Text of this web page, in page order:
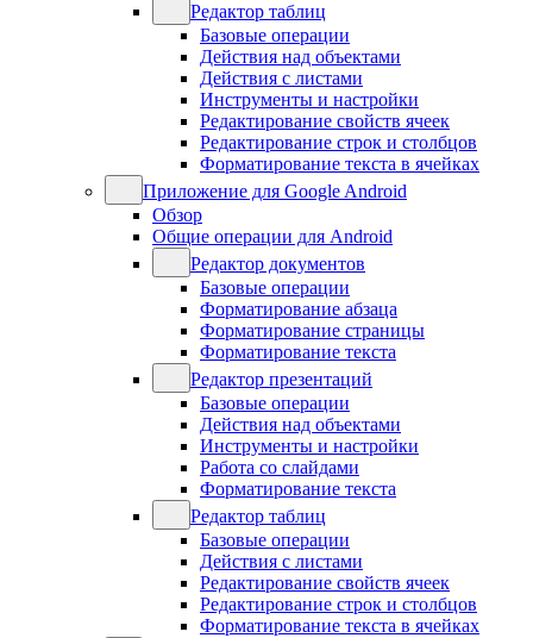
Редактор таблиц
Базовые операции
Действия над объектами
Действия с листами
Инструменты и настройки
Редактирование свойств ячеек
Редактирование строк и столбцов
Форматирование текста в ячейках
Приложение для Google Android
Обзор
Общие операции для Android
Редактор документов
Базовые операции
Форматирование абзаца
Форматирование страницы
Форматирование текста
Редактор презентаций
Базовые операции
Действия над объектами
Инструменты и настройки
Работа со слайдами
Форматирование текста
Редактор таблиц
Базовые операции
Действия с листами
Редактирование свойств ячеек
Редактирование строк и столбцов
Форматирование текста в ячейках